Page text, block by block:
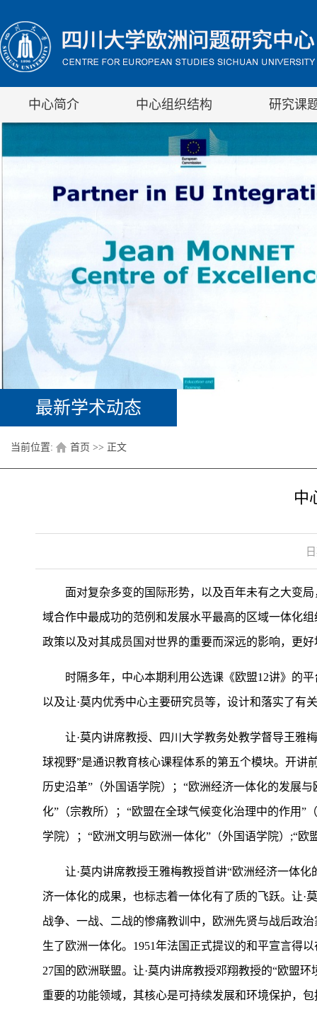
中心简介 中心组织结构 研究课
最新学术动态
当前位置: 首页 >> 正文
中
面对复杂多变的国际形势，以及百年未有之大变
域合作中最成功的范例和发展水平最高的区域一体化
政策以及对其成员国对世界的重要而深远的影响，更
时隔多年，中心本期利用公选课《欧盟12讲》的
以及让·莫内优秀中心主要研究员等，设计和落实了有
让·莫内讲席教授、四川大学教务处教学督导王雅
球视野”是通识教育核心课程体系的第五个模块。开讲
历史沿革”（外国语学院）；“欧洲经济一体化的发展
化”（宗教所）；“欧盟在全球气候变化治理中的作用”
学院）；“欧洲文明与欧洲一体化”（外国语学院）;“欧
让·莫内讲席教授王雅梅教授首讲“欧洲经济一体
济一体化的成果，也标志着一体化有了质的飞跃。让·
战争、一战、二战的惨痛教训中，欧洲先贤与战后政
生了欧洲一体化。1951年法国正式提议的和平宣言得
27国的欧洲联盟。让·莫内讲席教授邓翔教授的“欧盟
重要的功能领域，其核心是可持续发展和环境保护，